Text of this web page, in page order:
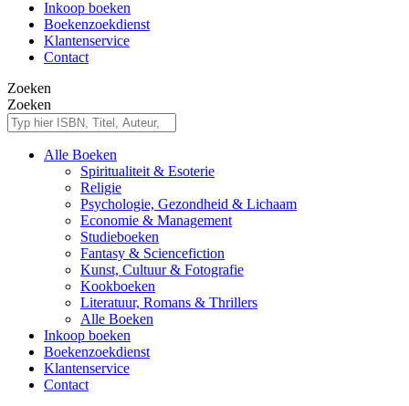
Inkoop boeken
Boekenzoekdienst
Klantenservice
Contact
Zoeken
Zoeken
Alle Boeken
Spiritualiteit & Esoterie
Religie
Psychologie, Gezondheid & Lichaam
Economie & Management
Studieboeken
Fantasy & Sciencefiction
Kunst, Cultuur & Fotografie
Kookboeken
Literatuur, Romans & Thrillers
Alle Boeken
Inkoop boeken
Boekenzoekdienst
Klantenservice
Contact